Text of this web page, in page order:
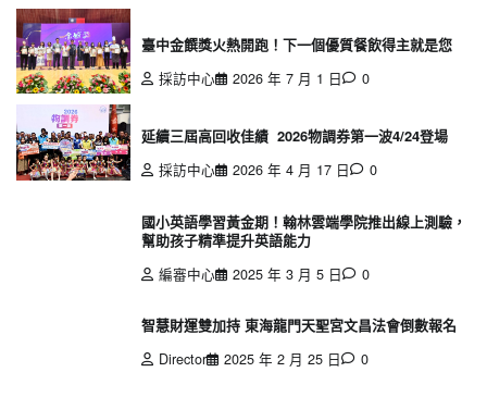
臺中金饌獎火熱開跑！下一個優質餐飲得主就是您
採訪中心
2026 年 7 月 1 日 0
延續三屆高回收佳績 2026物調券第一波4/24登場
採訪中心
2026 年 4 月 17 日 0
國小英語學習黃金期！翰林雲端學院推出線上測驗，
幫助孩子精準提升英語能力
編審中心
2025 年 3 月 5 日 0
智慧財運雙加持 東海龍門天聖宮文昌法會倒數報名
Director
2025 年 2 月 25 日 0